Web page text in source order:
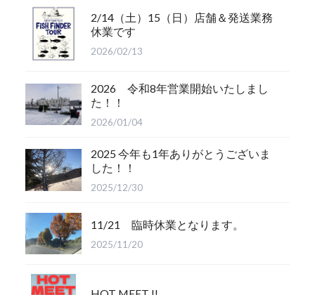
2/14（土）15（日）店舗＆発送業務
休業です
2026/02/13
2026 令和8年営業開始いたしまし
た！！
2026/01/04
2025 今年も1年ありがとうございま
した！！
2025/12/30
11/21 臨時休業となります。
2025/11/20